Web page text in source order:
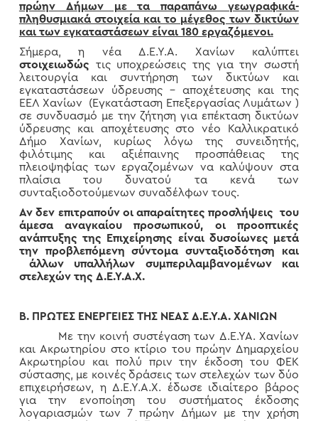
πρώην Δήμων με τα παραπάνω γεωγραφικά-
πληθυσμιακά στοιχεία και το μέγεθος των δικτύων
και των εγκαταστάσεων είναι 180 εργαζόμενοι.
Σήμερα, η νέα Δ.Ε.Υ.Α. Χανίων καλύπτει
στοιχειωδώς τις υποχρεώσεις της για την σωστή
λειτουργία και συντήρηση των δικτύων και
εγκαταστάσεων ύδρευσης – αποχέτευσης και της
ΕΕΛ Χανίων (Εγκατάσταση Επεξεργασίας Λυμάτων )
σε συνδυασμό με την ζήτηση για επέκταση δικτύων
ύδρευσης και αποχέτευσης στο νέο Καλλικρατικό
Δήμο Χανίων, κυρίως λόγω της συνειδητής,
φιλότιμης και αξιέπαινης προσπάθειας της
πλειοψηφίας των εργαζομένων να καλύψουν στα
πλαίσια του δυνατού τα κενά των
συνταξιοδοτούμενων συναδέλφων τους.
Αν δεν επιτραπούν οι απαραίτητες προσλήψεις του
άμεσα αναγκαίου προσωπικού, οι προοπτικές
ανάπτυξης της Επιχείρησης είναι δυσοίωνες μετά
την προβλεπόμενη σύντομα συνταξιοδότηση και
άλλων υπαλλήλων συμπεριλαμβανομένων και
στελεχών της Δ.Ε.Υ.Α.Χ.
B. ΠΡΩΤΕΣ ΕΝΕΡΓΕΙΕΣ ΤΗΣ ΝΕΑΣ Δ.Ε.Υ.Α. ΧΑΝΙΩΝ
Με την κοινή συστέγαση των Δ.Ε.ΥΑ. Χανίων
και Ακρωτηρίου στο κτίριο του πρώην Δημαρχείου
Ακρωτηρίου και πολύ πριν την έκδοση του ΦΕΚ
σύστασης, με κοινές δράσεις των στελεχών των δύο
επιχειρήσεων, η Δ.Ε.Υ.Α.Χ. έδωσε ιδιαίτερο βάρος
για την ενοποίηση του συστήματος έκδοσης
λογαριασμών των 7 πρώην Δήμων με την χρήση